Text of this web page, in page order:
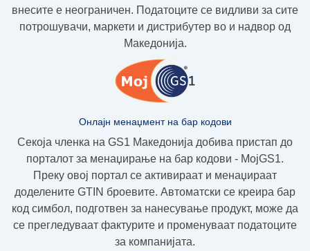
внесите е неограничен. Податоците се видливи за сите
потрошувачи, маркети и дистрибутер во и надвор од
Македонија.
Онлајн менаџмент на бар кодови
Секоја членка на GS1 Македонија добива пристап до
порталот за менаџирање на бар кодови - МојGS1.
Преку овој портал се активираат и менаџираат
доделените GTIN броевите. Автоматски се креира бар
код симбол, подготвен за нанесување продукт, може да
се прегледуваат фактурите и променуваат податоците
за компанијата.